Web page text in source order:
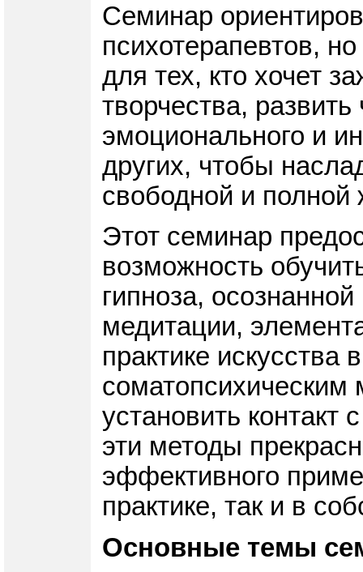
Семинар
психотерапевтов,
для тех, кто хочет
творчества,
эмоционального и
других, чтобы
свободной и полной
Этот семинар
возможность
гипноза,
медитации,
практике искусства
установить
эти методы
эффективного
практике, так и в
Основные темы